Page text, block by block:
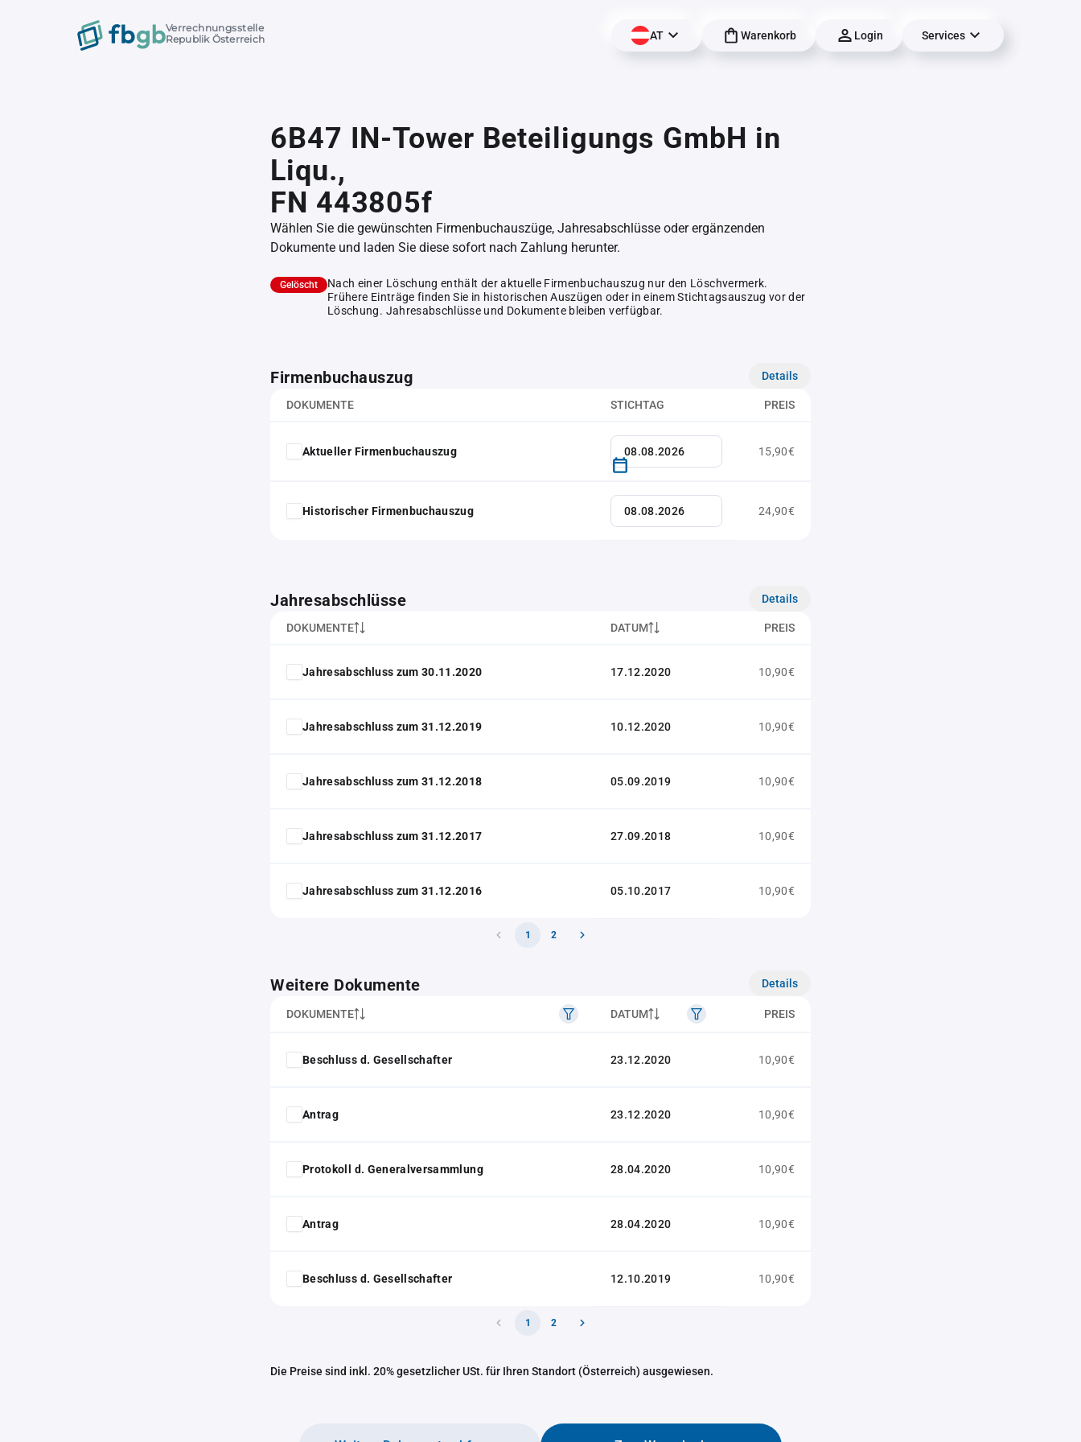
Verrechnungsstelle
Republik Österreich
AT Warenkorb Login Services
6B47 IN-Tower Beteiligungs GmbH in
Liqu.,
FN 443805f
Wählen Sie die gewünschten Firmenbuchauszüge, Jahresabschlüsse oder ergänzenden
Dokumente und laden Sie diese sofort nach Zahlung herunter.
Gelöscht
Nach einer Löschung enthält der aktuelle Firmenbuchauszug nur den Löschvermerk.
Frühere Einträge finden Sie in historischen Auszügen oder in einem Stichtagsauszug vor der
Löschung. Jahresabschlüsse und Dokumente bleiben verfügbar.
Firmenbuchauszug Details
DOKUMENTE STICHTAG PREIS
Aktueller Firmenbuchauszug 15,90€
Historischer Firmenbuchauszug 24,90€
Jahresabschlüsse Details
DOKUMENTE DATUM PREIS
Jahresabschluss zum 30.11.2020 17.12.2020 10,90€
Jahresabschluss zum 31.12.2019 10.12.2020 10,90€
Jahresabschluss zum 31.12.2018 05.09.2019 10,90€
Jahresabschluss zum 31.12.2017 27.09.2018 10,90€
Jahresabschluss zum 31.12.2016 05.10.2017 10,90€
1 2
Weitere Dokumente Details
DOKUMENTE DATUM PREIS
Beschluss d. Gesellschafter 23.12.2020 10,90€
Antrag 23.12.2020 10,90€
Protokoll d. Generalversammlung 28.04.2020 10,90€
Antrag 28.04.2020 10,90€
Beschluss d. Gesellschafter 12.10.2019 10,90€
1 2
Die Preise sind inkl. 20% gesetzlicher USt. für Ihren Standort (Österreich) ausgewiesen.